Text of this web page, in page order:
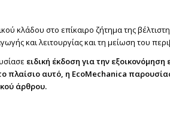
κλάδου στο επίκαιρο ζήτημα της
και λειτουργίας και τη μείωση του
ειδική έκδοση για την εξοικονόμηση
πλαίσιο αυτό, η EcoMechanica
άρθρου.